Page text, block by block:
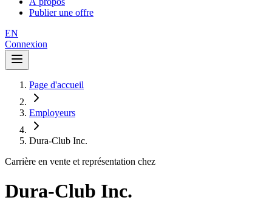
Publier une offre
EN
Connexion
Page d'accueil
Employeurs
Dura-Club Inc.
Carrière en vente et représentation chez
Dura-Club Inc.